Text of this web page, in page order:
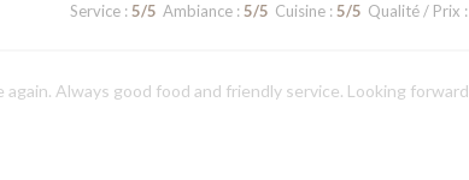
Service: 5/5 Ambiance: 5/5 Cuisine: 5/5 Qualité / Prix :
Always good food and friendly service. Looking